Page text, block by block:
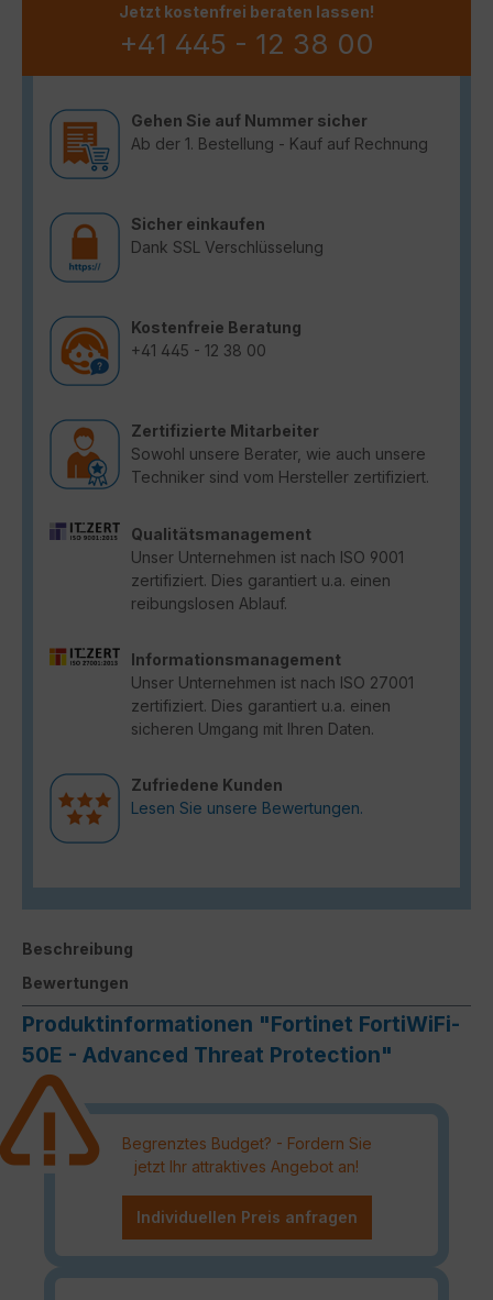
Jetzt kostenfrei beraten lassen!
+41 445 - 12 38 00
Gehen Sie auf Nummer sicher
Ab der 1. Bestellung - Kauf auf Rechnung
Sicher einkaufen
Dank SSL Verschlüsselung
Kostenfreie Beratung
+41 445 - 12 38 00
Zertifizierte Mitarbeiter
Sowohl unsere Berater, wie auch unsere
Techniker sind vom Hersteller zertifiziert.
Qualitätsmanagement
Unser Unternehmen ist nach ISO 9001
zertifiziert. Dies garantiert u.a. einen
reibungslosen Ablauf.
Informationsmanagement
Unser Unternehmen ist nach ISO 27001
zertifiziert. Dies garantiert u.a. einen
sicheren Umgang mit Ihren Daten.
Zufriedene Kunden
Lesen Sie unsere Bewertungen.
Beschreibung
Bewertungen
Produktinformationen "Fortinet FortiWiFi-
50E - Advanced Threat Protection"
Begrenztes Budget? - Fordern Sie
jetzt Ihr attraktives Angebot an!
Individuellen Preis anfragen